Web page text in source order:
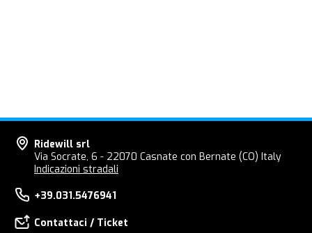
Ridewill srl
Via Socrate, 6 - 22070 Casnate con Bernate (CO) Italy
Indicazioni stradali
+39.031.5476941
Contattaci / Ticket